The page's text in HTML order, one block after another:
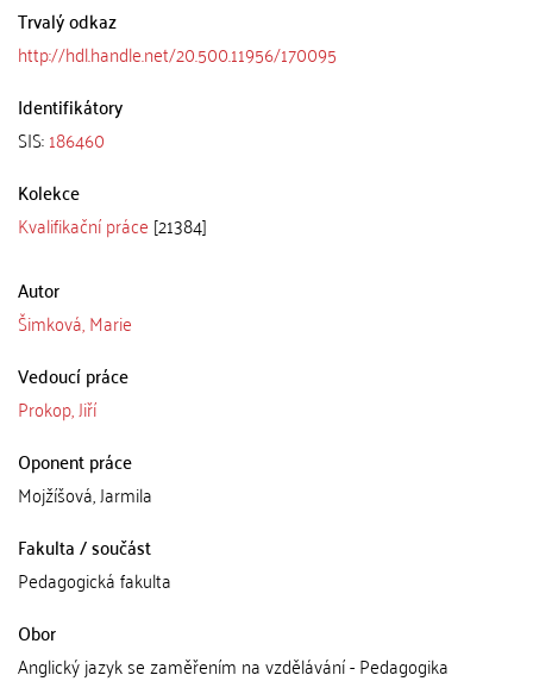
Trvalý odkaz
http://hdl.handle.net/20.500.11956/170095
Identifikátory
SIS:186460
Kolekce
Kvalifikační práce [21384]
Autor
Šimková, Marie
Vedoucí práce
Prokop, Jiří
Oponent práce
Mojžíšová, Jarmila
Fakulta / součást
Pedagogická fakulta
Obor
Anglický jazyk se zaměřením na vzdělávání - Pedagogika